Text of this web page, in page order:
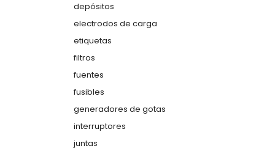
depósitos
electrodos de carga
etiquetas
filtros
fuentes
fusibles
generadores de gotas
interruptores
juntas